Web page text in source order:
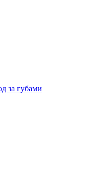
за губами